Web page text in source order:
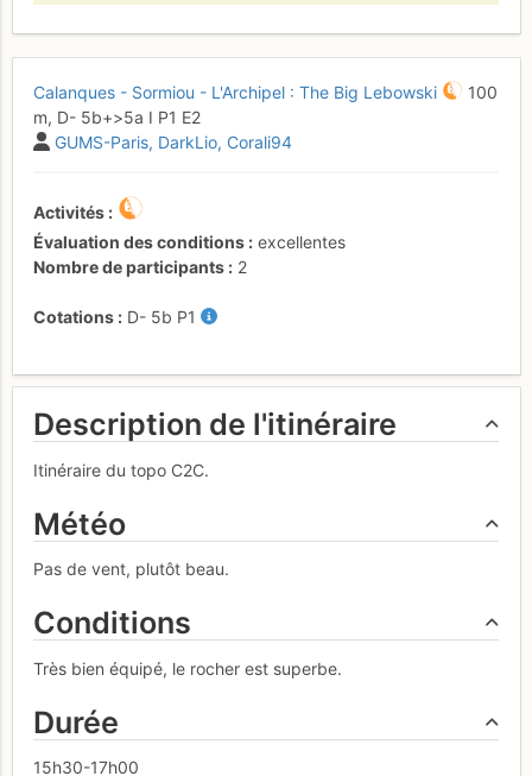
Calanques - Sormiou - L'Archipel : The Big Lebowski
100
m, D- 5b+>5a I P1 E2
GUMS-Paris DarkLio Corali94
Activités
Évaluation des conditions
excellentes
Nombre de participants
2
Cotations D- 5b P1
Description de l'itinéraire
Itinéraire du topo C2C.
Météo
Pas de vent, plutôt beau.
Conditions
Très bien équipé, le rocher est superbe.
Durée
15h30-17h00